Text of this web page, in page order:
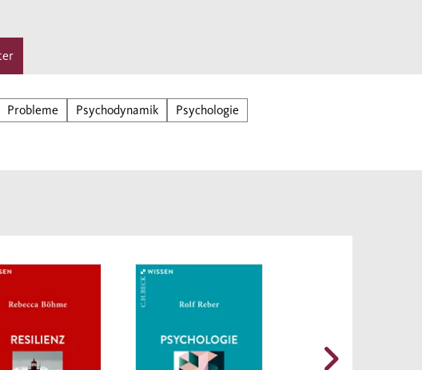
Probleme Psychodynamik
Psychologie